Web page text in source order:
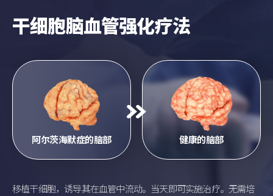
干细胞脑血管强化疗法
阿尔茨海默症的脑部 健康的脑部
移植干细胞，诱导其在血管中流动。当天即可实施治疗。无需培